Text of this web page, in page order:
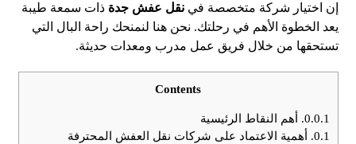
إن اختيار شركة متخصصة فينقل عفش جدة ذات سمعة طيبة
يعد الخطوة الأهم في رحلتك. نحن هنا لنمنحك راحة البال التي
تستحقها من خلال فريق عمل مدرب ومعدات حديثة.
Contents
0.0.1. أهم النقاط الرئيسية
0.1. أهمية الاعتماد على شركات نقل العفش المحترفة